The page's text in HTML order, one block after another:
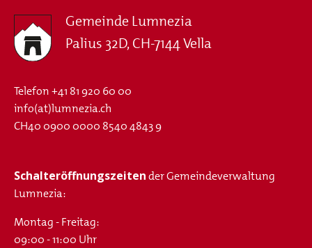
Gemeinde Lumnezia
Palius 32D, CH-7144 Vella
Telefon+41 81 920 60 00
info(at)lumnezia.ch
CH40 0900 0000 8540 4843 9
Schalteröffnungszeitender Gemeindeverwaltung
Lumnezia:
Montag - Freitag:
09:00 - 11:00 Uhr